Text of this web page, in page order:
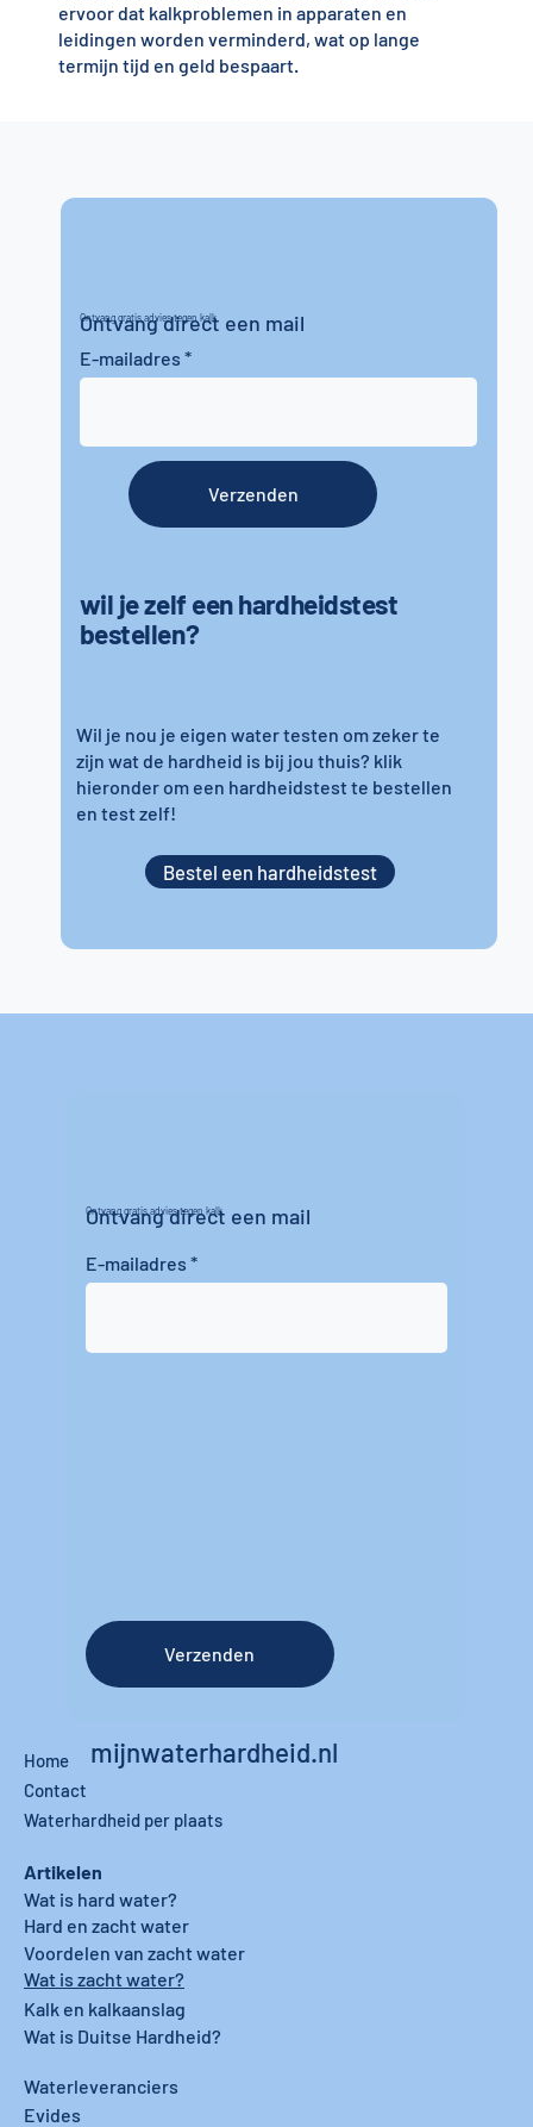
ervoor dat kalkproblemen in apparaten en
leidingen worden verminderd, wat op lange
termijn tijd en geld bespaart.
Ontvang gratis advies tegen kalk
Ontvang direct een mail
wil je zelf een hardheidstest
bestellen?
E-mailadres
Wil je nou je eigen water testen om zeker te
zijn wat de hardheid is bij jou thuis? klik
hieronder om een hardheidstest te bestellen
en test zelf!
Verzenden
Bestel een hardheidstest
Ontvang gratis advies tegen kalk
Ontvang direct een mail
E-mailadres
Verzenden
mijnwaterhardheid.nl
Home
Contact
Waterhardheid per plaats
Waterleveranciers
Evides
Artikelen
Wat is hard water?
Hard en zacht water
Wat is zacht water?
Voordelen van zacht water
Kalk en kalkaanslag
Wat is Duitse Hardheid?